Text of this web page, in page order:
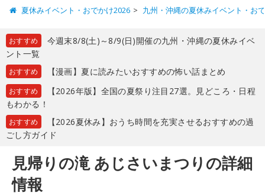
夏休みイベント・おでかけ2026 九州・沖縄の夏休みイベント・お
おすすめ
今週末8/8(土)～8/9(日)開催の九州・沖縄の夏休みイベ
ント一覧
おすすめ 【漫画】夏に読みたいおすすめの怖い話まとめ
おすすめ
【2026年版】全国の夏祭り注目27選。見どころ・日程
もわかる！
おすすめ
【2026夏休み】おうち時間を充実させるおすすめの過
ごし方ガイド
見帰りの滝 あじさいまつりの詳細
情報